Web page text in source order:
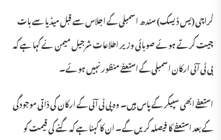
کراچی (یس ڈیسک) سندھ اسمبلی کے اجلاس سے قبل میڈیا سے بات
چیت کرتے ہوئے صوبائی وزیر اطلاعات شرجیل میمن نے کہا ہے کہ
پی ٹی آئی ارکان اسمبلی کے استعفےٰ منظور نہیں ہوئے۔
استعفے ابھی سپیکر کے پاس ہیں۔ وہ پی ٹی آئی کے ارکان کی ذاتی موجودگی
کے بعد استعفےٰ کا فیصلہ کریں گے۔ ان کا کہنا ہے کہ گنے کی قیمت کو